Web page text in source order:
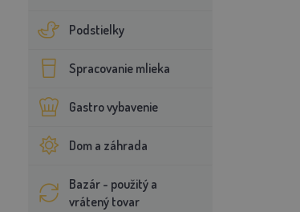
Podstielky
Spracovanie mlieka
Gastro vybavenie
Dom a záhrada
Bazár - použitý a
vrátený tovar